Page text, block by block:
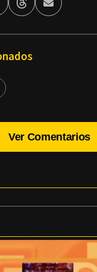
ThreadsEnviar
por
Ver Comentarios